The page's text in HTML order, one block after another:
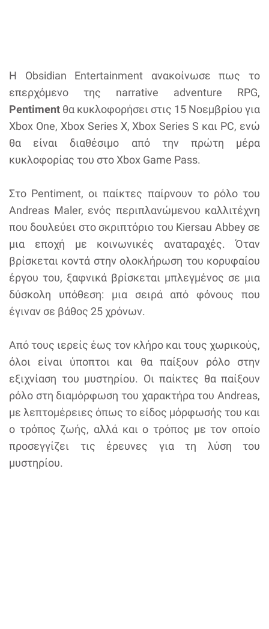
Η Obsidian Entertainment ανακοίνωσε πως το
επερχόμενο της narrative adventure RPG,
Pentiment θα κυκλοφορήσει στις 15 Νοεμβρίου για
Xbox One, Xbox Series X, Xbox Series S και PC, ενώ
θα είναι διαθέσιμο από την πρώτη μέρα
κυκλοφορίας του στο Xbox Game Pass.
Στο Pentiment, οι παίκτες παίρνουν το ρόλο του
Andreas Maler, ενός περιπλανώμενου καλλιτέχνη
που δουλεύει στο σκριπτόριο του Kiersau Abbey σε
μια εποχή με κοινωνικές αναταραχές. Όταν
βρίσκεται κοντά στην ολοκλήρωση του κορυφαίου
έργου του, ξαφνικά βρίσκεται μπλεγμένος σε μια
δύσκολη υπόθεση: μια σειρά από φόνους που
έγιναν σε βάθος 25 χρόνων.
Από τους ιερείς έως τον κλήρο και τους χωρικούς,
όλοι είναι ύποπτοι και θα παίξουν ρόλο στην
εξιχνίαση του μυστηρίου. Οι παίκτες θα παίξουν
ρόλο στη διαμόρφωση του χαρακτήρα του Andreas,
με λεπτομέρειες όπως το είδος μόρφωσής του και
ο τρόπος ζωής, αλλά και ο τρόπος με τον οποίο
προσεγγίζει τις έρευνες για τη λύση του
μυστηρίου.